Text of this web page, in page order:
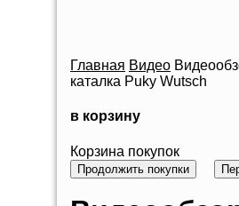
Главная Видео
каталка Puky Wutsch
в корзину
Корзина покупок
Продолжить покупки